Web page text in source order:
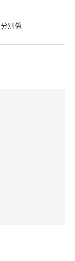
別係 …